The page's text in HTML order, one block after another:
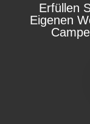
Erfüllen
Eigenen